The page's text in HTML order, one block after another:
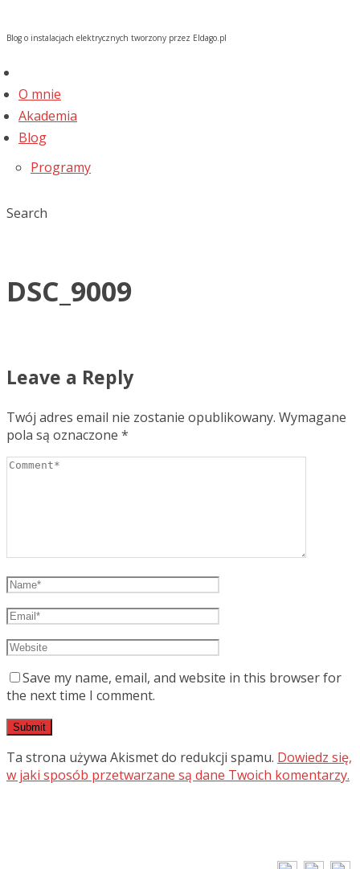
Blog o instalacjach elektrycznych tworzony przez Eldago.pl
O mnie
Akademia
Blog
Programy
Search
DSC_9009
Leave a Reply
Twój adres email nie zostanie opublikowany. Wymagane
pola są oznaczone *
Save my name, email, and website in this browser for
the next time I comment.
Ta strona używa Akismet do redukcji spamu. Dowiedz się,
w jaki sposób przetwarzane są dane Twoich komentarzy.